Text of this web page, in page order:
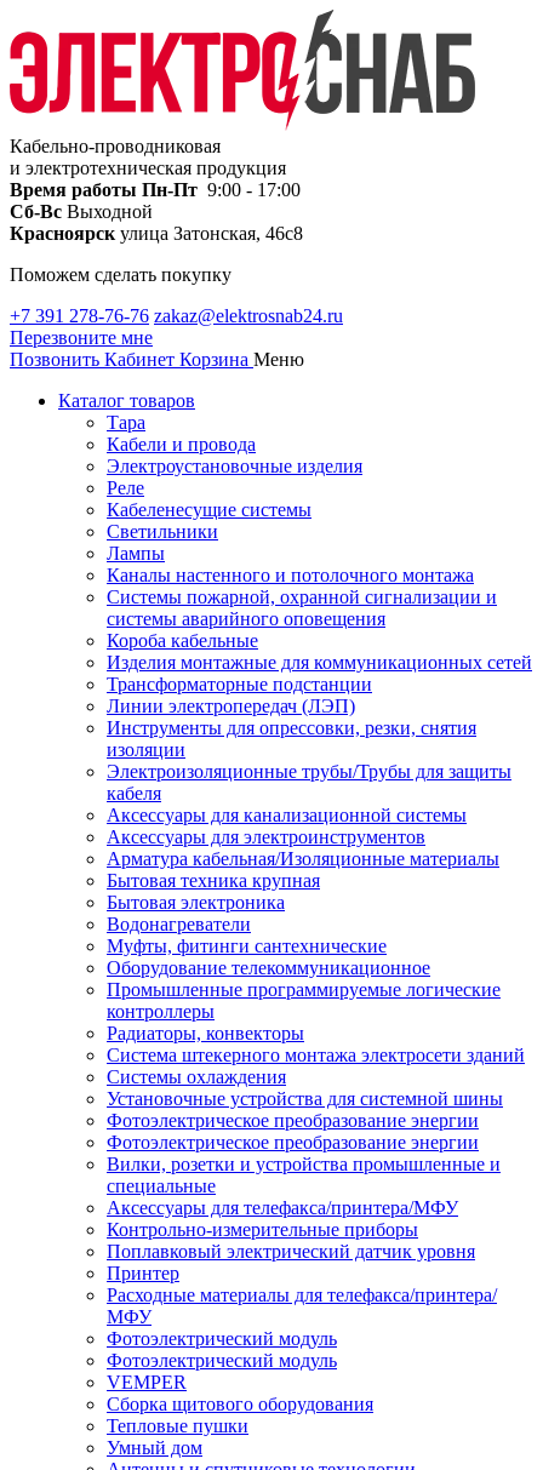
Кабельно-проводниковая
и электротехническая продукция
Время работы Пн-Пт 9:00 - 17:00
Сб-Вс Выходной
Красноярск улица Затонская, 46с8
Поможем сделать покупку
+7 391 278-76-76 zakaz@elektrosnab24.ru
Перезвоните мне
Позвонить Кабинет Корзина Меню
Каталог товаров
Тара
Кабели и провода
Электроустановочные изделия
Реле
Кабеленесущие системы
Светильники
Лампы
Каналы настенного и потолочного монтажа
Системы пожарной, охранной сигнализации и
системы аварийного оповещения
Короба кабельные
Изделия монтажные для коммуникационных сетей
Трансформаторные подстанции
Линии электропередач (ЛЭП)
Инструменты для опрессовки, резки, снятия
изоляции
Электроизоляционные трубы/Трубы для защиты
кабеля
Аксессуары для канализационной системы
Аксессуары для электроинструментов
Арматура кабельная/Изоляционные материалы
Бытовая техника крупная
Бытовая электроника
Водонагреватели
Муфты, фитинги сантехнические
Оборудование телекоммуникационное
Промышленные программируемые логические
контроллеры
Радиаторы, конвекторы
Система штекерного монтажа электросети зданий
Системы охлаждения
Установочные устройства для системной шины
Фотоэлектрическое преобразование энергии
Фотоэлектрическое преобразование энергии
Вилки, розетки и устройства промышленные и
специальные
Аксессуары для телефакса/принтера/МФУ
Контрольно-измерительные приборы
Поплавковый электрический датчик уровня
Принтер
Расходные материалы для телефакса/принтера/
МФУ
Фотоэлектрический модуль
Фотоэлектрический модуль
VEMPER
Сборка щитового оборудования
Тепловые пушки
Умный дом